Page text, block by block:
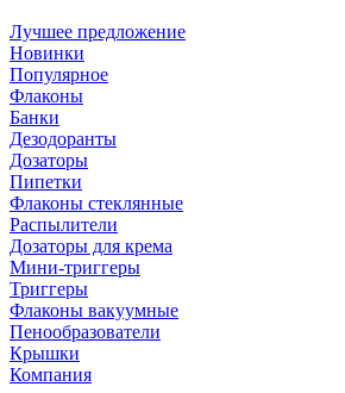
Лучшее предложение
Новинки
Популярное
Флаконы
Банки
Дезодоранты
Дозаторы
Пипетки
Флаконы стеклянные
Распылители
Дозаторы для крема
Мини-триггеры
Триггеры
Флаконы вакуумные
Пенообразователи
Крышки
Компания